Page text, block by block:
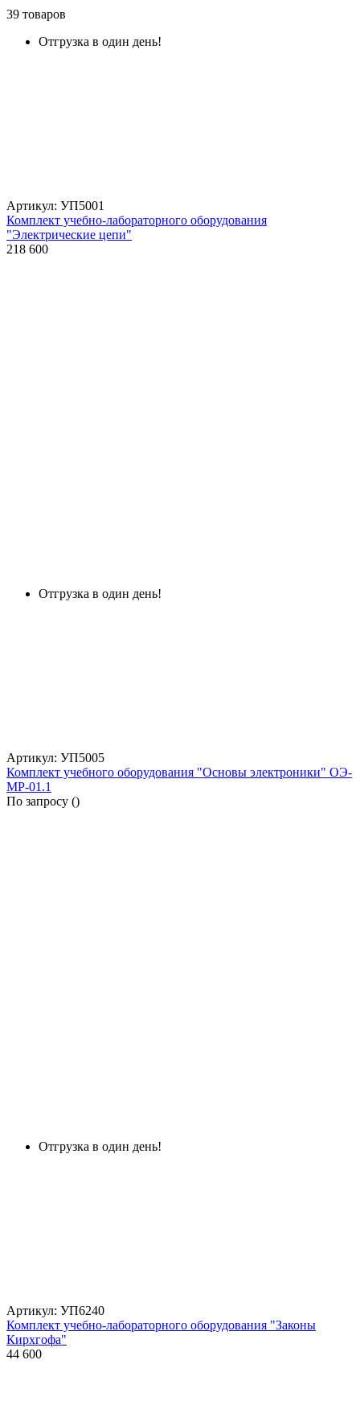
39 товаров
Отгрузка в один день!
Артикул: УП5001
Комплект учебно-лабораторного оборудования
"Электрические цепи"
218 600
Отгрузка в один день!
Артикул: УП5005
Комплект учебного оборудования "Основы электроники" ОЭ-
МР-01.1
По запросу ()
Отгрузка в один день!
Артикул: УП6240
Комплект учебно-лабораторного оборудования "Законы
Кирхгофа"
44 600